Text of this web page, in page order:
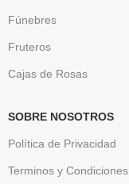
Fúnebres
Fruteros
Cajas de Rosas
SOBRE NOSOTROS
Política de Privacidad
Terminos y Condiciones